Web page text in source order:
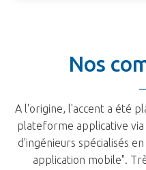
Nos
A l'origine, l'accent a été
plateforme applicative
d'ingénieurs spécialisés
application mobile".